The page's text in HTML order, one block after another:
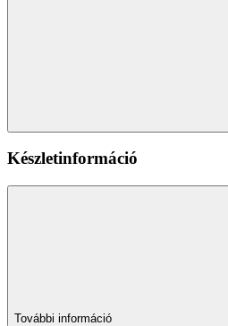
Készletinformáció
További információ